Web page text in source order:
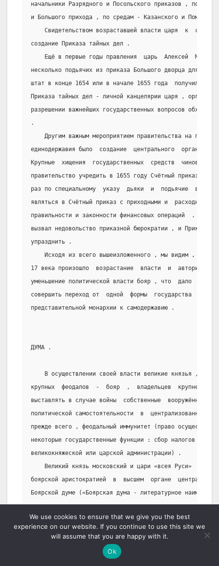
начальники Разрядного и Посольского приказов , по
и Большого прихода , по средам - Казанского и
Свидетельством возраставшей власти царя  к
создание Приказа тайных дел .
Ещё в первые годы правления  царь  Алексей
несколько подьячих из приказа Большого дворца для
штат в конце 1654 или в начале 1655 года  получил
Приказа тайных дел - личной канцелярии царя , органа ,
разрешении важнейших государственных вопросов
.
Другим важным мероприятием правительства на пути
единодержавия было  создание  центрального  органа
Крупные  хищения  государственных  средств
правительство учредить в 1655 году Счётный приказ  .
раз по специальному  указу  дьяки  и  подьячие  всех
являться в Счётный приказ с приходными и  расходными
правильности и законности финансовых операций  .  Этот
вызвал недовольство приказной бюрократии , и Приказ
упразднить .
Исходя из всего вышеизложенного , мы видим , что с
17 века произошло  возрастание  власти  и  авторитета
уменьшение политической власти бояр , что  дало
совершить переход от  одной  формы  государства  к
представительной монархии к самодержавию .
ДУМА .
В осуществлении своей власти великие князья , а
крупных  феодалов  -  бояр  ,  владельцев  крупнейших
выставлять в случае войны  собственные  вооружённые
политической самостоятельности  в  централизованном
прежде всего , феодальный иммунитет (право
некоторые государственные функции : сбор налогов  ,
великокняжеской или царской администрации) .
Великий князь московский и цари «всея Руси»
боярской аристократией  в  высшем  органе
Боярской думе («Боярская дума - литературное
в русском государстве назывался просто «дума» или
В своём большом исследовании «Боярская дума
В.О. Ключевский показал эволюцию этого высшего
княжеского совета к Боярской думе периода
с экономическим могуществом боярства.
We use cookies to ensure that we give you the best
experience on our website. If you continue to use this site we
will assume that you are happy with it.
Ok